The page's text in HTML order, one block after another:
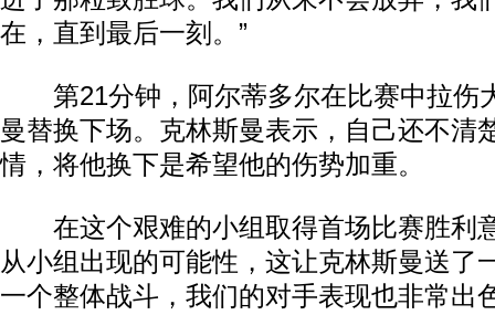
在，直到最后一刻。”
第21分钟，阿尔蒂多尔在比赛中拉伤
曼替换下场。克林斯曼表示，自己还不清
情，将他换下是希望他的伤势加重。
在这个艰难的小组取得首场比赛胜利
从小组出现的可能性，这让克林斯曼送了
一个整体战斗，我们的对手表现也非常出